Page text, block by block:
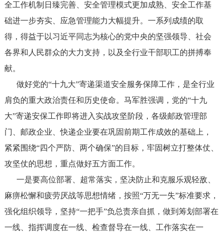
全工作机制日臻完善、安全管理模式更加成熟、安全工作基
础进一步夯实、应急管理能力大幅提升。一系列成绩的取
得，得益于以习近平同志为核心的党中央的坚强领导、社会
各界和人民群众的大力支持，以及全行业干部职工的拼搏奉
献。
做好党的“十九大”寄递渠道安全服务保障工作，是全行业
肩负的重大政治责任和历史使命。马军胜强调，党的“十九
大”寄递安保工作即将进入实战攻坚阶段，各级邮政管理部
门、邮政企业、快递企业要在巩固前期工作成效的基础上，
紧紧围绕“四个严防、两个确保”的目标，牢固树立打整体仗、
攻坚仗的思想，重点做好五方面工作。
一是要高位部署、超常落实，坚决防止和克服乐观轻敌、
麻痹松懈和疲劳厌战等思想情绪，按照“万无一失”标准要求，
强化组织领导，坚持“一把手”负总责亲自抓，做到筹划部署在
一线、指挥调度在一线、检查督导在一线、工作落实在一